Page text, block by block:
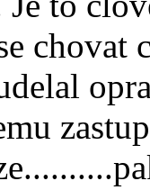
chovat